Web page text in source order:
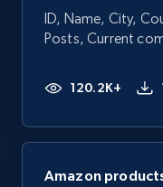
ID, Name, City,
Posts, Current
120.2K+
Amazon